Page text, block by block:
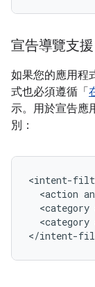
宣告導覽支援
如果您的應用程
式也必須遵循「
示。用於宣告應
別：
<action
<category
<category